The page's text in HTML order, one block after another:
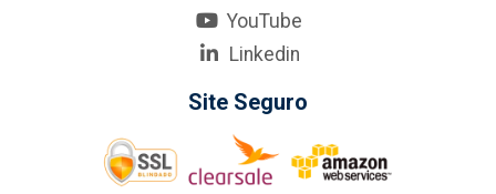
YouTube
Linkedin
Site Seguro